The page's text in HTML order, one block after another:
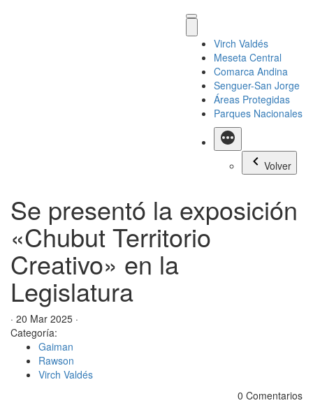
Virch Valdés
Meseta Central
Comarca Andina
Senguer-San Jorge
Áreas Protegidas
Parques Nacionales
Más
Volver
Se presentó la exposición
«Chubut Territorio
Creativo» en la
Legislatura
· 20 Mar 2025 ·
Categoría:
Gaiman
Rawson
Virch Valdés
0 Comentarios